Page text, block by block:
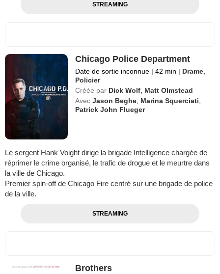
STREAMING
Chicago Police Department
Date de sortie inconnue | 42 min | Drame
Policier
Créée par Dick Wolf Matt Olmstead
Avec Jason Beghe Marina Squerciati
Patrick John Flueger
Le sergent Hank Voight dirige la brigade Intelligence chargée de
réprimer le crime organisé, le trafic de drogue et le meurtre dans
la ville de Chicago.
Premier spin-off de Chicago Fire centré sur une brigade de police
de la ville.
STREAMING
Brothers